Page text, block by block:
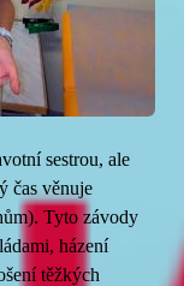
sestrou, ale
čas věnuje
Tyto závody
házení
těžkých